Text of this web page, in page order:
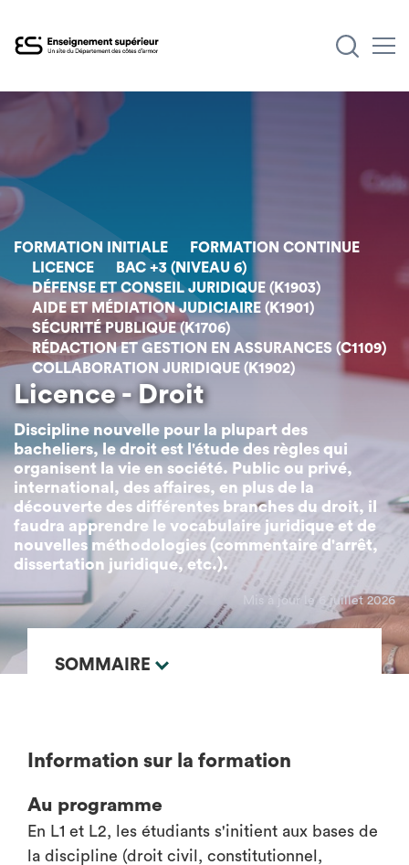
Aller
principal
FORMATION INITIALE
FORMATION CONTINUE
LICENCE
BAC +3 (NIVEAU 6)
DÉFENSE ET CONSEIL JURIDIQUE (K1903)
AIDE ET MÉDIATION JUDICIAIRE (K1901)
SÉCURITÉ PUBLIQUE (K1706)
RÉDACTION ET GESTION EN ASSURANCES (C1109)
COLLABORATION JURIDIQUE (K1902)
Licence - Droit
Discipline nouvelle pour la plupart des
bacheliers, le droit est l'étude des règles qui
organisent la vie en société. Public ou privé,
international, des affaires, en plus de la
découverte des différentes branches du droit, il
faudra apprendre le vocabulaire juridique et de
nouvelles méthodologies (commentaire d'arrêt,
dissertation juridique, etc.).
Mis à jour le 6 juillet 2026
SOMMAIRE
Information sur la formation
Au programme
En L1 et L2, les étudiants s'initient aux bases de
la discipline (droit civil, constitutionnel,